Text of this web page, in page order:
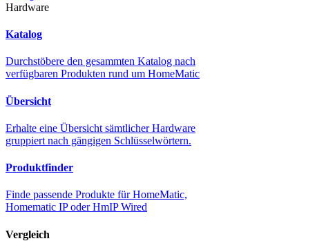
Hardware
Katalog
Durchstöbere den gesammten Katalog nach
verfügbaren Produkten rund um HomeMatic
Übersicht
Erhalte eine Übersicht sämtlicher Hardware
gruppiert nach gängigen Schlüsselwörtern.
Produktfinder
Finde passende Produkte für HomeMatic,
Homematic IP oder HmIP Wired
Vergleich